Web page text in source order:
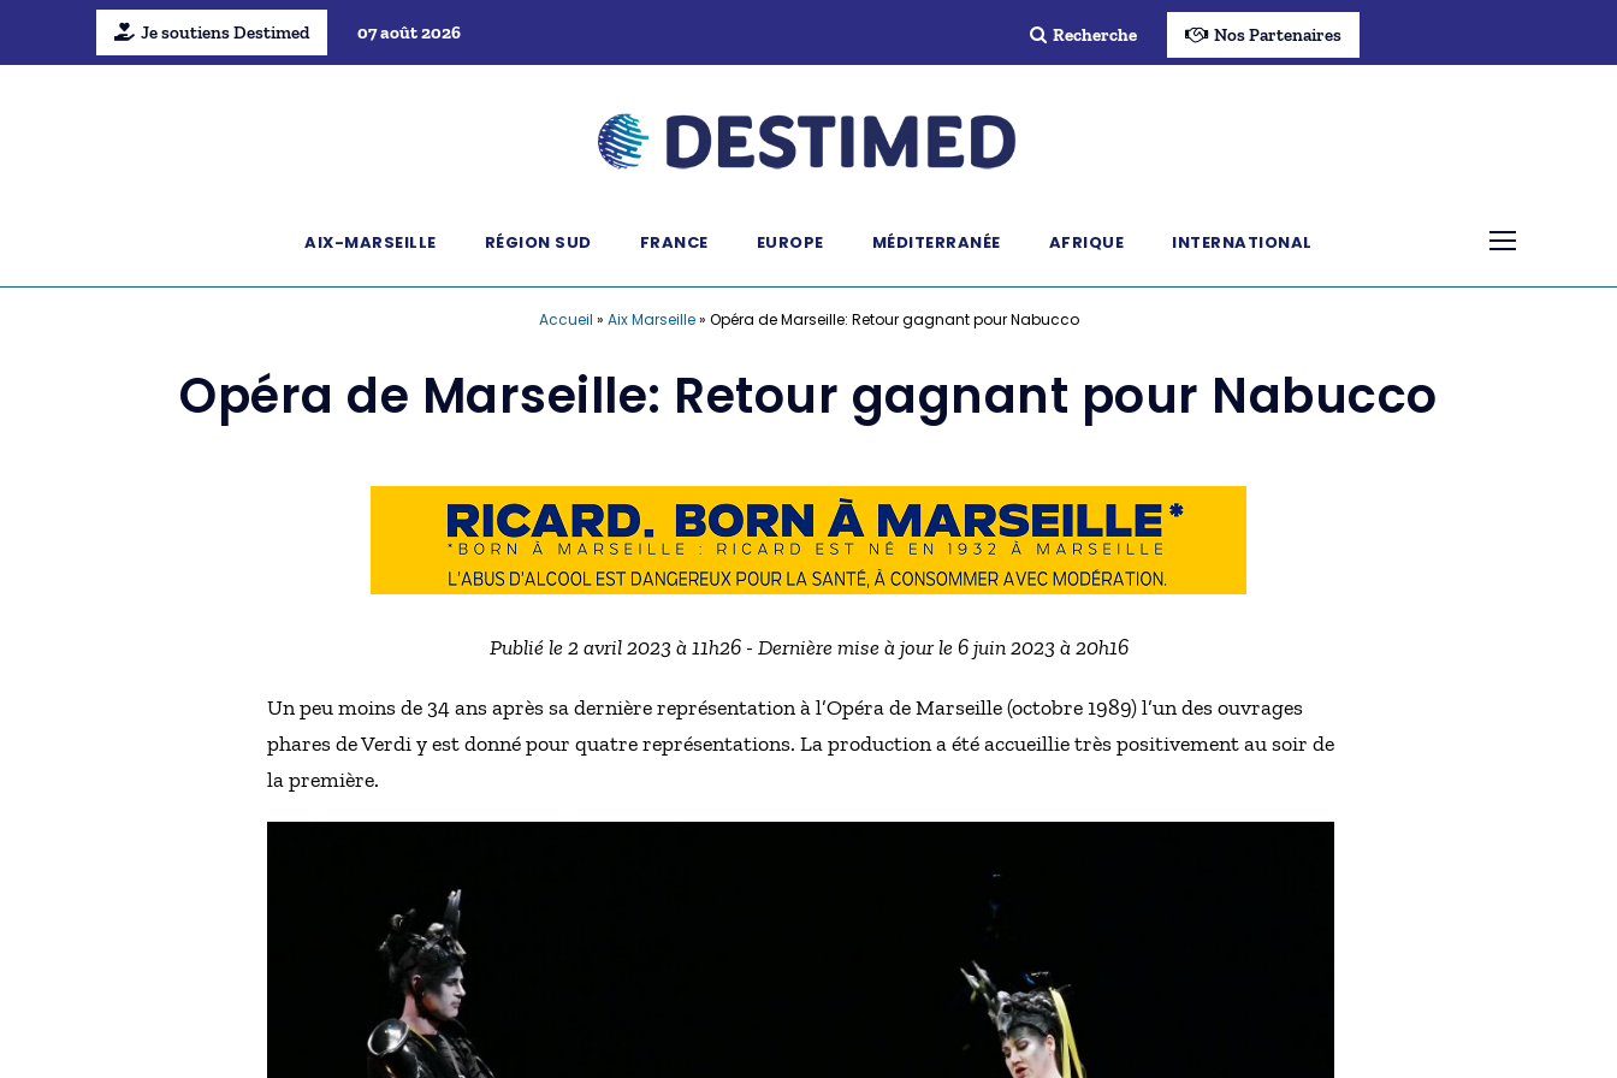
Je soutiens Destimed 07 août 2026 Recherche Nos Partenaires
AIX-MARSEILLE RÉGION SUD FRANCE EUROPE MÉDITERRANÉE AFRIQUE INTERNATIONAL
Accueil » Aix Marseille» Opéra de Marseille: Retour gagnant pour Nabucco
Opéra de Marseille: Retour gagnant pour Nabucco
Publié le 2 avril 2023 à 11h26 - Dernière mise à jour le 6 juin 2023 à 20h16
Un peu moins de 34 ans après sa dernière représentation à l’Opéra de Marseille (octobre 1989) l’un des ouvrages
phares de Verdi y est donné pour quatre représentations. La production a été accueillie très positivement au soir de
la première.